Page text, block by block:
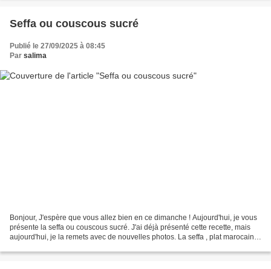
Seffa ou couscous sucré
Publié le 27/09/2025 à 08:45
Par salima
Bonjour, J'espère que vous allez bien en ce dimanche ! Aujourd'hui, je vous
présente la seffa ou couscous sucré. J'ai déjà présenté cette recette, mais
aujourd'hui, je la remets avec de nouvelles photos. La seffa , plat marocain